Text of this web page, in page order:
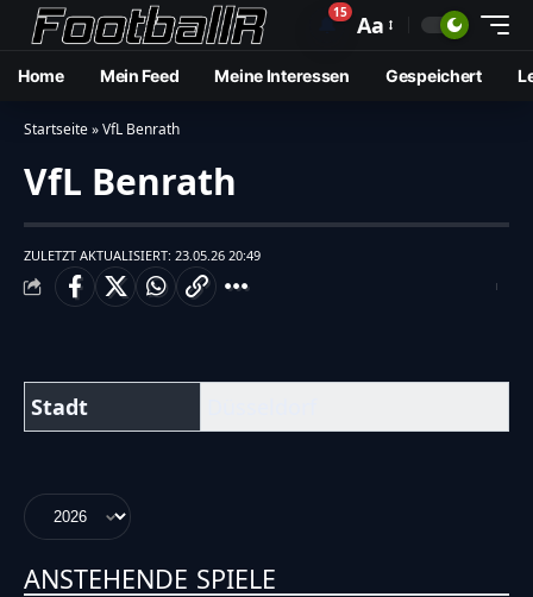
🔔15 Aa
Home Mein Feed Meine Interessen Gespeichert
Startseite»VfL Benrath
VfL Benrath
ZULETZT AKTUALISIERT: 23.05.26 20:49
Stadt
ANSTEHENDE SPIELE